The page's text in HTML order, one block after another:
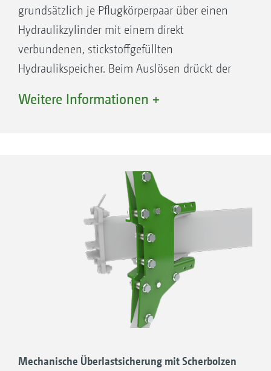
grundsätzlich je Pflugkörperpaar über einen
Hydraulikzylinder mit einem direkt
verbundenen, stickstoffgefüllten
Hydraulikspeicher. Beim Auslösen drückt der
Kolben in den Speicher. Das Gas wird
werden kann zwischen der serienmäßigen
hydraulischen Überlastsicherung mit
dezentraler Verstellung oder der optionalen
Überlastsicherung mit zentraler Verstellung für
die komfortable und schnelle Einstellung des
Auslösedrucks aller Körper.
Ruhige und materialschonende
Weitere Informationen +
Mechanische Überlastsicherung mit Scherbolzen